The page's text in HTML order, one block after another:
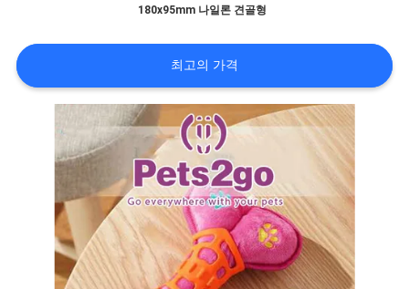
행
180x95mm 나일론 견골형
최고의 가격